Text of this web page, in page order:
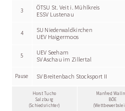
3
ÖTSU St. Veit i. Mühlkreis
ESSV Lustenau
4
SU Niederwaldkirchen
UEV Haigermoos
5
UEV Seeham
SV Aschau im Zillertal
Pause SV Breitenbach Stocksport II
Horst Tucho
Salzburg
(Schiedsrichter)
Manfred
BÖE